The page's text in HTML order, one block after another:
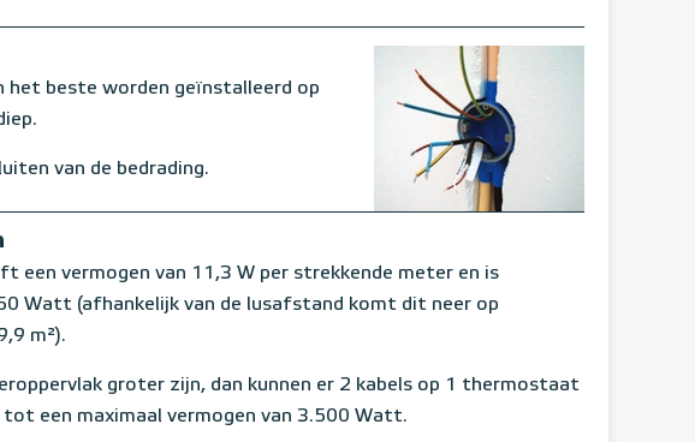
het beste worden geïnstalleerd op
van de bedrading.
een vermogen van 11,3 W per strekkende meter en is
Watt (afhankelijk van de lusafstand komt dit neer op
m²).
groter zijn, dan kunnen er 2 kabels op 1 thermostaat
een maximaal vermogen van 3.500 Watt.